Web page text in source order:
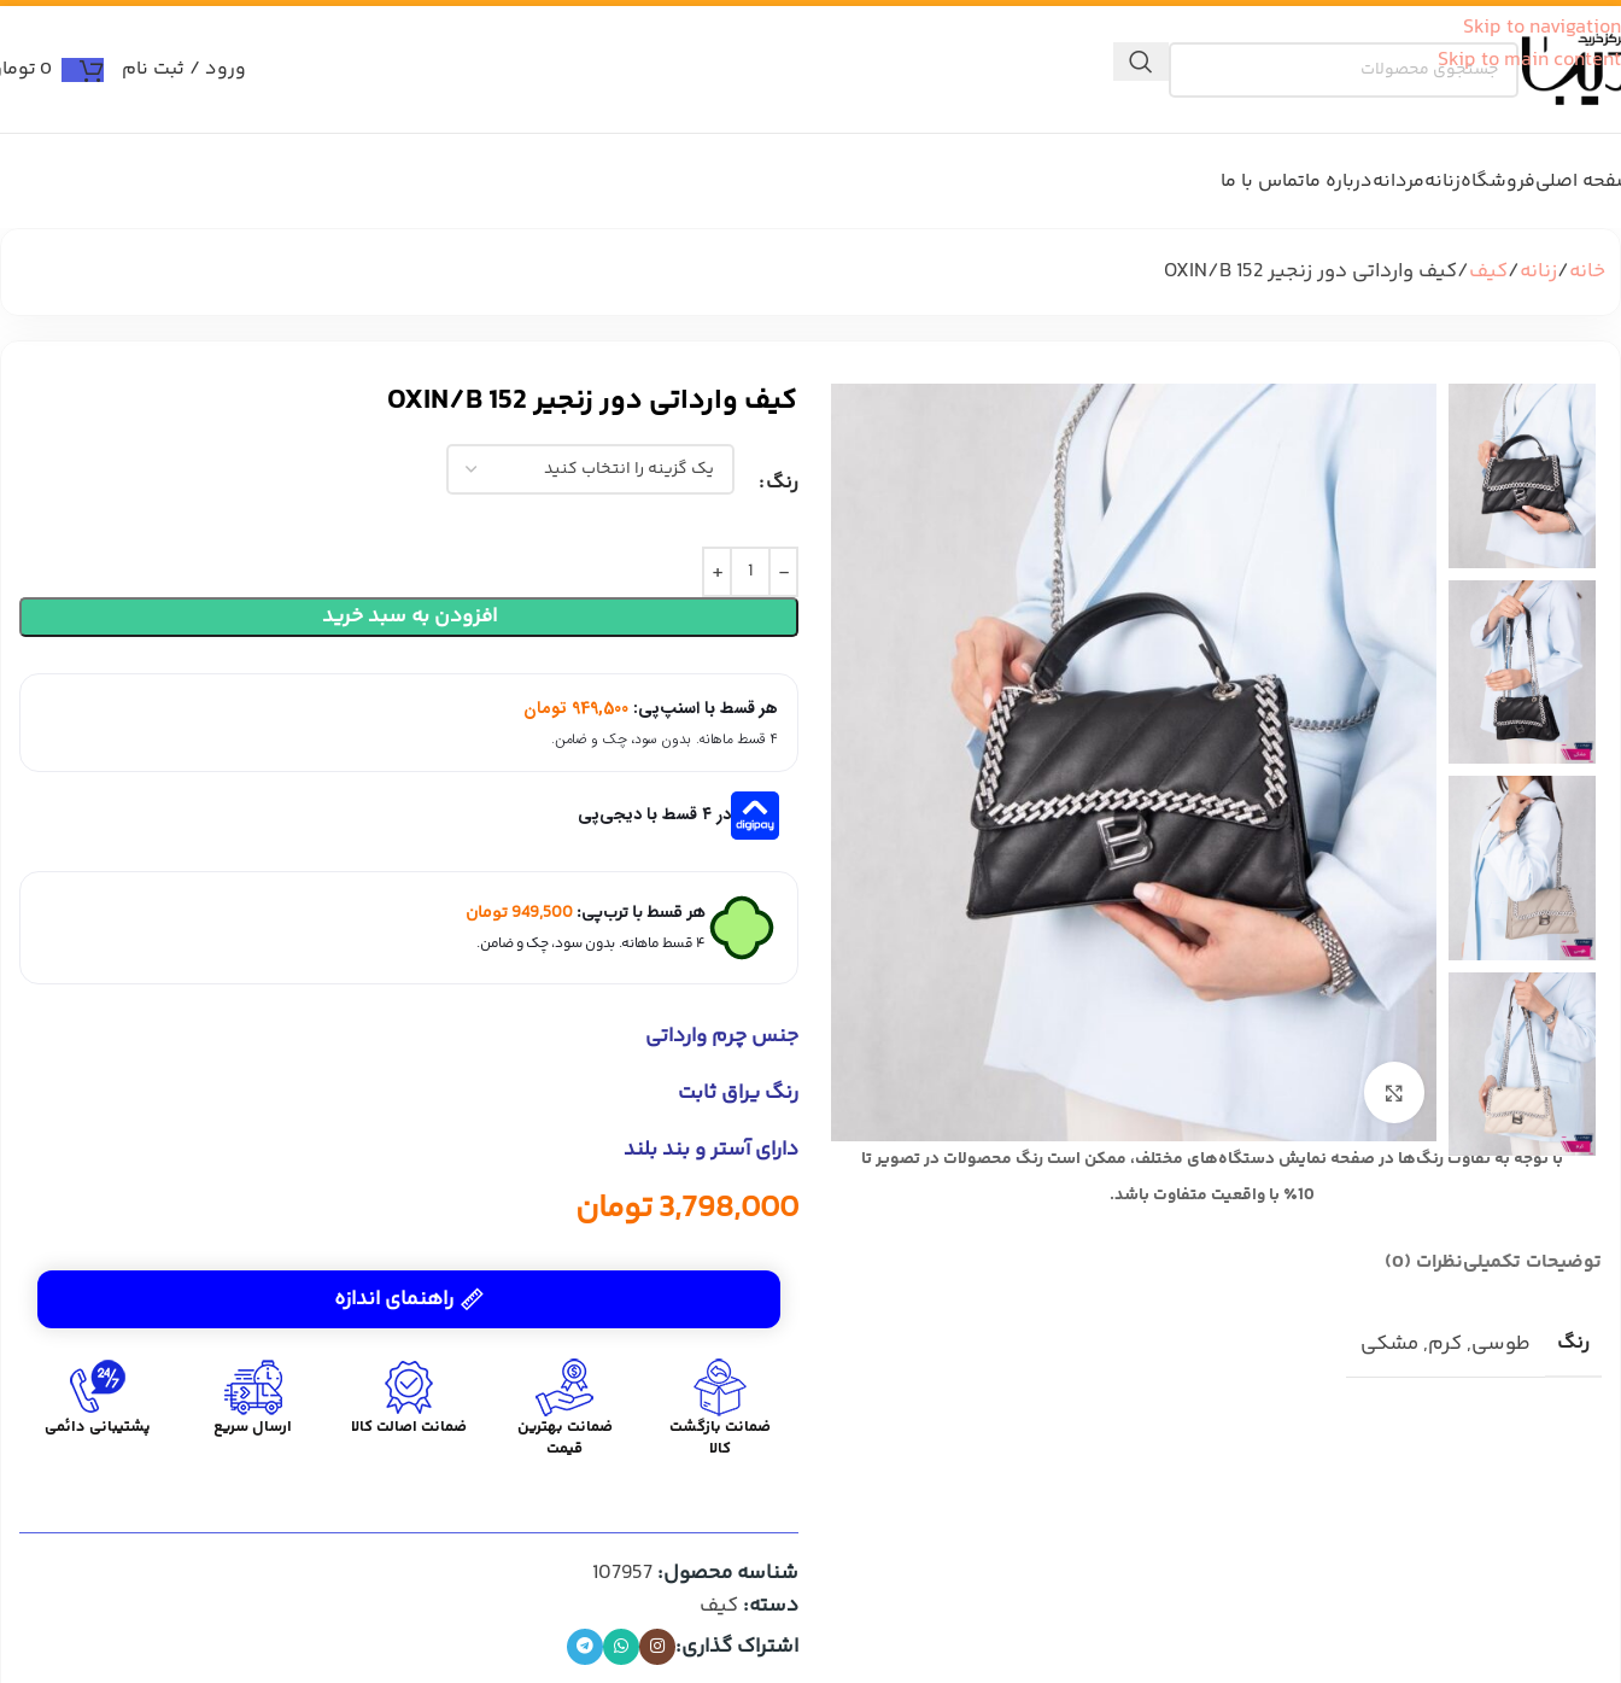
Skip to navigation
Skip to main content
ورود / ثبت نام 0
اصلیفروشگاهزنانهمردانهدرباره ماتماس با ما
خانه زنانه کیف کیف وارداتی دور زنجیر OXIN/B 152
با توجه به تفاوت رنگ‌ها در صفحه نمایش دستگاه‌های مختلف، ممکن است رنگ محصولات در تصویر تا
10٪ با واقعیت متفاوت باشد.
توضیحات تکمیلینظرات (0)
رنگ طوسی, کرم, مشکی
کیف وارداتی دور زنجیر OXIN/B 152
رنگ
افزودن به سبد خرید
هر قسط با اسنپ‌پی: 949,500 تومان
۴ قسط ماهانه. بدون سود، چک و ضامن.
در ۴ قسط با دیجی‌پی
هر قسط با ترب‌پی:949,500تومان
۴ قسط ماهانه. بدون سود، چک و ضامن.
جنس چرم وارداتی
رنگ یراق ثابت
دارای آستر و بند بلند
3,798,000تومان
راهنمای اندازه
ضمانت بازگشت
کالا
ضمانت بهترین
قیمت
ضمانت اصالت کالا ارسال سریع پشتیبانی دائمی
شناسه محصول:107957
دسته: کیف
اشتراک گذاری: